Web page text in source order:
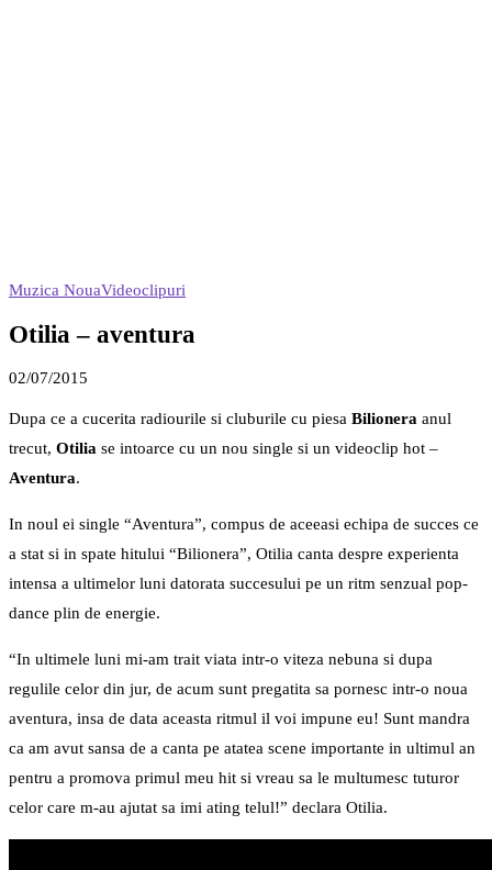
Muzica NouaVideoclipuri
Otilia – aventura
02/07/2015
Dupa ce a cucerita radiourile si cluburile cu piesa Bilionera anul
trecut, Otilia se intoarce cu un nou single si un videoclip hot –
Aventura.
In noul ei single “Aventura”, compus de aceeasi echipa de succes ce
a stat si in spate hitului “Bilionera”, Otilia canta despre experienta
intensa a ultimelor luni datorata succesului pe un ritm senzual pop-
dance plin de energie.
“In ultimele luni mi-am trait viata intr-o viteza nebuna si dupa
regulile celor din jur, de acum sunt pregatita sa pornesc intr-o noua
aventura, insa de data aceasta ritmul il voi impune eu! Sunt mandra
ca am avut sansa de a canta pe atatea scene importante in ultimul an
pentru a promova primul meu hit si vreau sa le multumesc tuturor
celor care m-au ajutat sa imi ating telul!” declara Otilia.